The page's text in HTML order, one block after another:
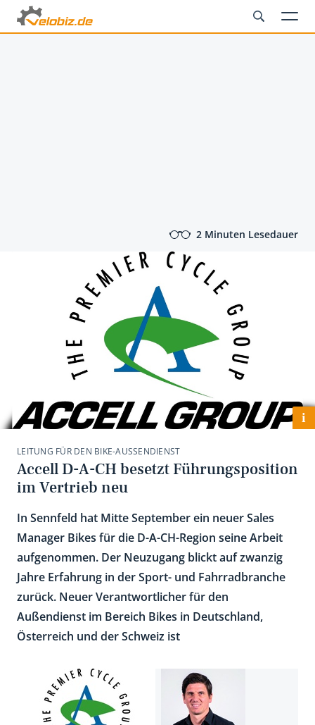
2 Minuten Lesedauer
i
LEITUNG FÜR DEN BIKE-AUSSENDIENST
Accell D-A-CH besetzt Führungsposition
im Vertrieb neu
In Sennfeld hat Mitte September ein neuer Sales
Manager Bikes für die D-A-CH-Region seine Arbeit
aufgenommen. Der Neuzugang blickt auf zwanzig
Jahre Erfahrung in der Sport- und Fahrradbranche
zurück. Neuer Verantwortlicher für den
Außendienst im Bereich Bikes in Deutschland,
Österreich und der Schweiz ist